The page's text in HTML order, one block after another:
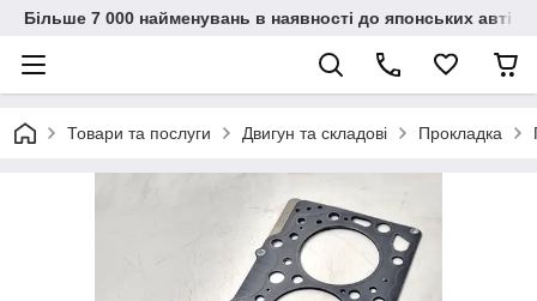
Більше 7 000 найменувань в наявності до японських
Товари та послуги Двигун та складові Прокладка